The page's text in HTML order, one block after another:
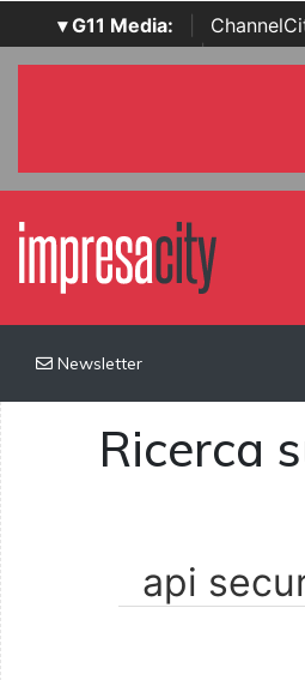
▾ G11 Media:
SecurityOpenLab | Italian
Newsletter
Ricerca